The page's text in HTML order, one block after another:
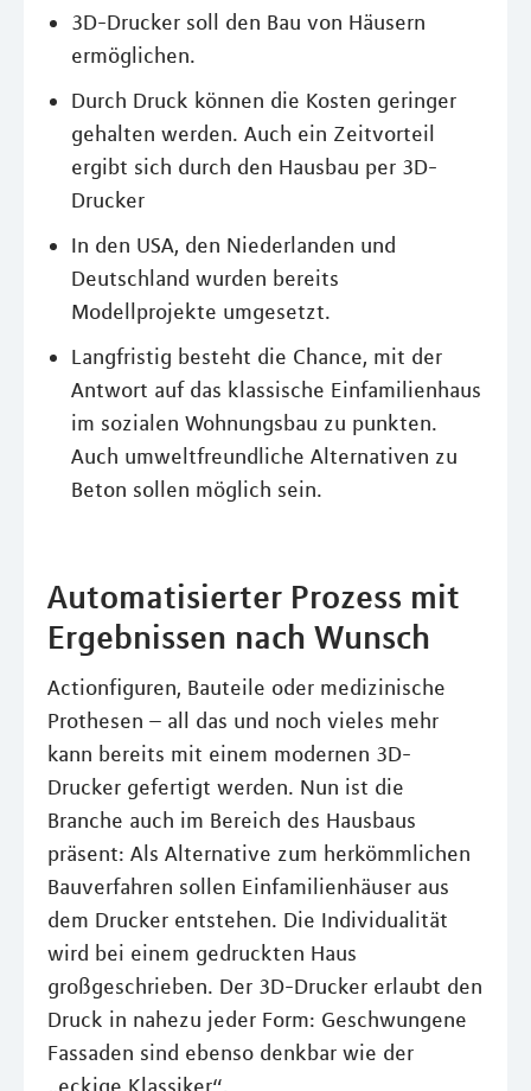
3D-Drucker soll den Bau von Häusern
ermöglichen.
Durch Druck können die Kosten geringer
gehalten werden. Auch ein Zeitvorteil
ergibt sich durch den Hausbau per 3D-
Drucker
In den USA, den Niederlanden und
Deutschland wurden bereits
Modellprojekte umgesetzt.
Langfristig besteht die Chance, mit der
Antwort auf das klassische Einfamilienhaus
im sozialen Wohnungsbau zu punkten.
Auch umweltfreundliche Alternativen zu
Beton sollen möglich sein.
Automatisierter Prozess mit
Ergebnissen nach Wunsch
Actionfiguren, Bauteile oder medizinische
Prothesen – all das und noch vieles mehr
kann bereits mit einem modernen 3D-
Drucker gefertigt werden. Nun ist die
Branche auch im Bereich des Hausbaus
präsent: Als Alternative zum herkömmlichen
Bauverfahren sollen Einfamilienhäuser aus
dem Drucker entstehen. Die Individualität
wird bei einem gedruckten Haus
großgeschrieben. Der 3D-Drucker erlaubt den
Druck in nahezu jeder Form: Geschwungene
Fassaden sind ebenso denkbar wie der